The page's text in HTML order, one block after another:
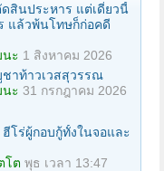
สินประหาร แต่เดี๋ยวนี้
แล้วพ้นโทษก็ก่อคดี
นะ 1 สิงหาคม 2026
ชาท้าวเวสสุวรรณ
นะ 31 กรกฎาคม 2026
โร่ผู้กอบกู้ทั้งในจอและ
โต พุธ เวลา 13:47